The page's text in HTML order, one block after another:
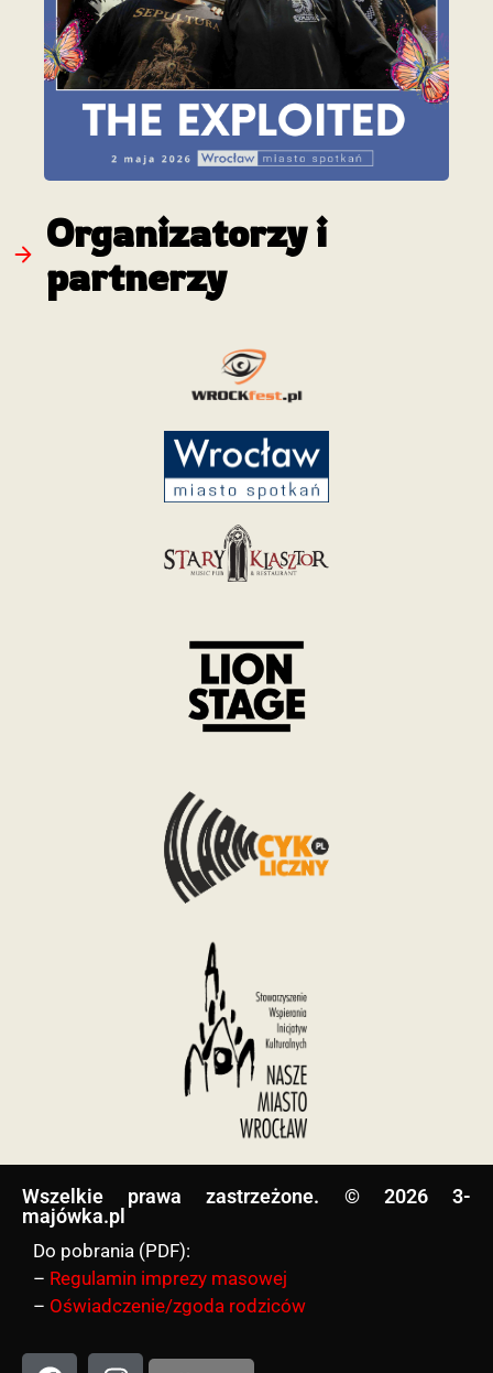
Organizatorzy i
partnerzy
Wszelkie prawa zastrzeżone. © 2026 3-
majówka.pl​
Do pobrania (PDF):
– Regulamin imprezy masowej
– Oświadczenie/zgoda rodziców